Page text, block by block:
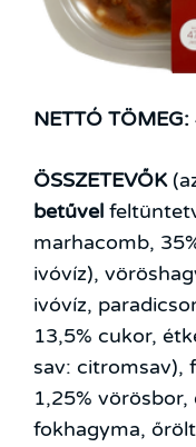
NETTÓ TÖMEG:
ÖSSZETEVŐK
betűvel
marhacomb,
ivóvíz),
ivóvíz,
13,5% cukor,
sav: citromsav),
1,25% vörösbor,
fokhagyma,